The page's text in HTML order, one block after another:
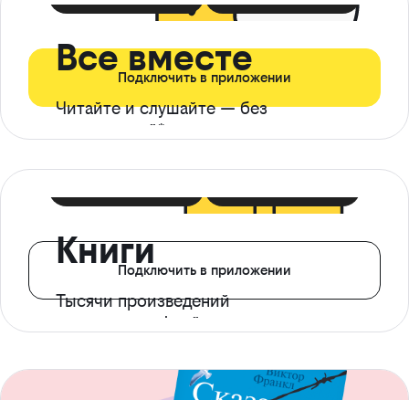
Все вместе
Читайте и слушайте — без
ограничений*
Подключить в приложении
Книги
Тысячи произведений
с доступом офлайн
Подключить в приложении